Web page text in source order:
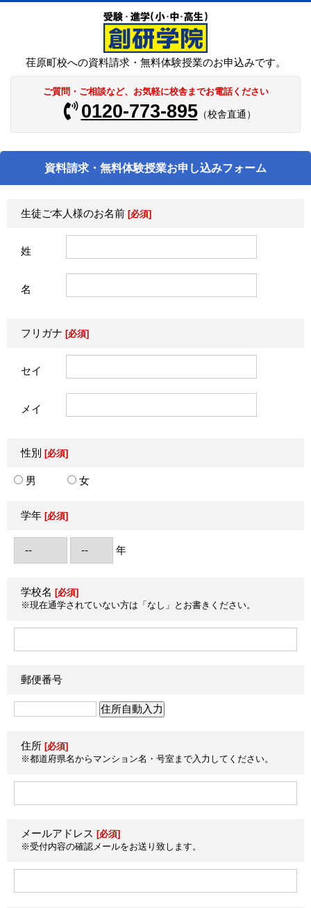
荏原町校への資料請求・無料体験授業のお申込みです。
ご質問・ご相談など、お気軽に校舎までお電話ください
0120-773-895（校舎直通）
資料請求・無料体験授業お申し込みフォーム
生徒ご本人様のお名前 [必須]
姓
名
フリガナ [必須]
セイ
メイ
性別 [必須]
男 女
学年 [必須]
年
学校名 [必須]
※現在通学されていない方は「なし」とお書きください。
郵便番号
住所 [必須]
※都道府県名からマンション名・号室まで入力してください。
メールアドレス [必須]
※受付内容の確認メールをお送り致します。